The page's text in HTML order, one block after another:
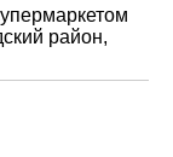
район,